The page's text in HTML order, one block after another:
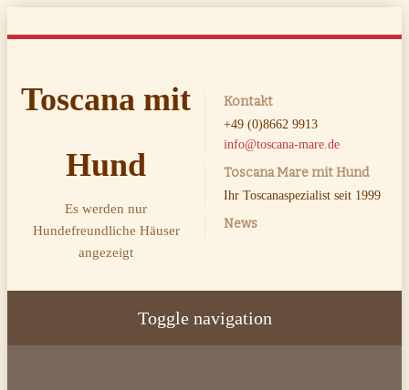
Toscana mit
Hund
Es werden nur
Hundefreundliche Häuser
angezeigt
Kontakt
+49 (0)8662 9913
info@toscana-mare.de
Toscana Mare mit Hund
Ihr Toscanaspezialist seit 1999
News
Toggle navigation